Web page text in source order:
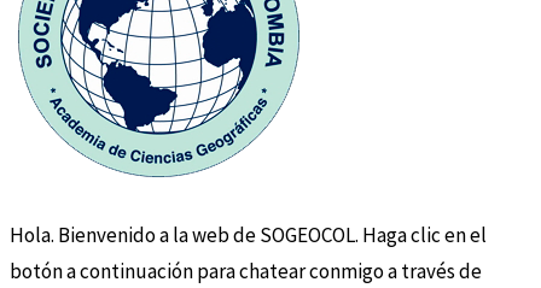
Hola. Bienvenido a la web de SOGEOCOL. Haga clic en el
botón a continuación para chatear conmigo a través de